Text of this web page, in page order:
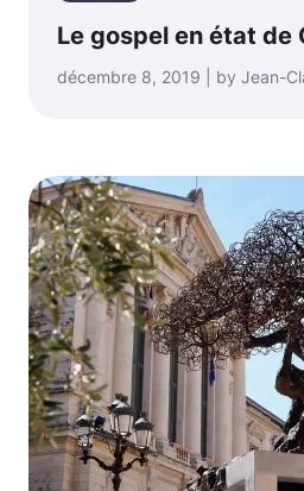
Le gospel en état de
décembre 8, 2019 | by Jean-